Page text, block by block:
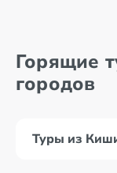
Горящие
городов
Туры из